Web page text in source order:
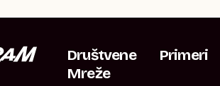
Društvene
Mreže
Primeri